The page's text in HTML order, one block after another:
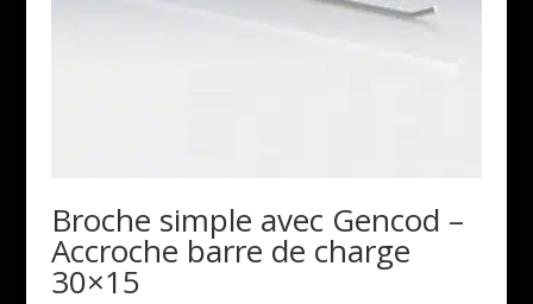
Broche simple avec Gencod –
Accroche barre de charge
30×15